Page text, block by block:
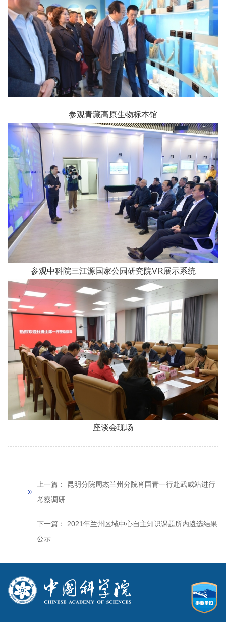
参观青藏高原生物标本馆
参观中科院三江源国家公园研究院VR展示系统
座谈会现场
上一篇： 昆明分院周杰兰州分院肖国青一行赴武威站进行
考察调研
下一篇： 2021年兰州区域中心自主知识课题所内遴选结果
公示